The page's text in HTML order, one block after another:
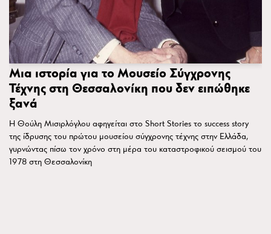
Μια ιστορία για το Μουσείο Σύγχρονης
Τέχνης στη Θεσσαλονίκη που δεν ειπώθηκε
ξανά
Η Θούλη Μισιρλόγλου αφηγείται στο Short Stories το success story
της ίδρυσης του πρώτου μουσείου σύγχρονης τέχνης στην Ελλάδα,
γυρνώντας πίσω τον χρόνο στη μέρα του καταστροφικού σεισμού του
1978 στη Θεσσαλονίκη